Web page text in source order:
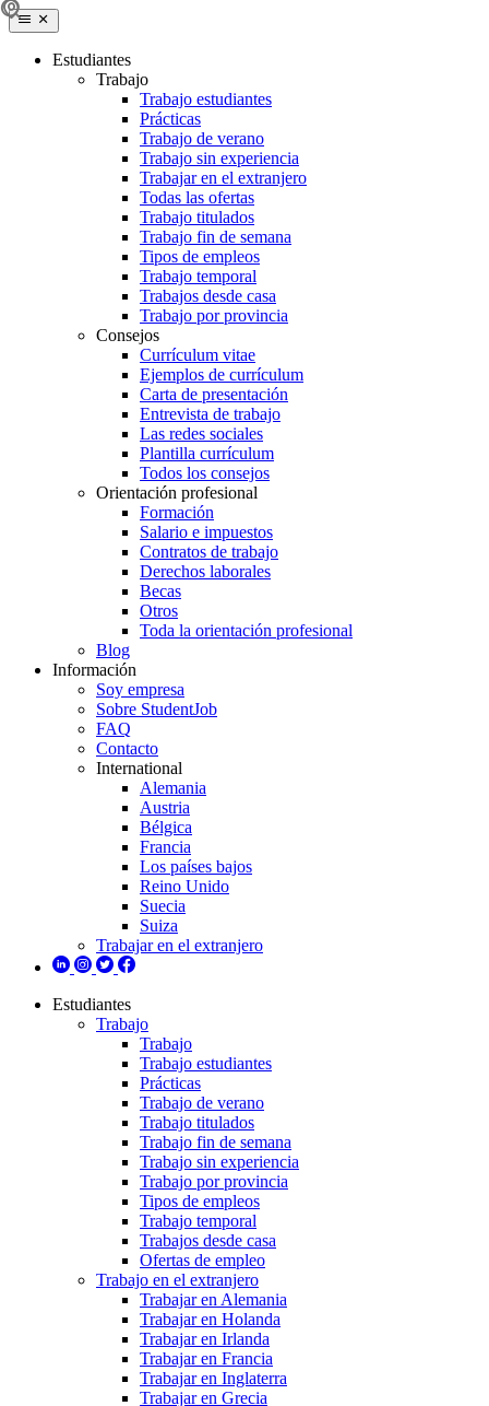
Estudiantes
Trabajo
Trabajo estudiantes
Prácticas
Trabajo de verano
Trabajo sin experiencia
Trabajar en el extranjero
Todas las ofertas
Trabajo titulados
Trabajo fin de semana
Tipos de empleos
Trabajo temporal
Trabajos desde casa
Trabajo por provincia
Consejos
Currículum vitae
Ejemplos de currículum
Carta de presentación
Entrevista de trabajo
Las redes sociales
Plantilla currículum
Todos los consejos
Orientación profesional
Formación
Salario e impuestos
Contratos de trabajo
Derechos laborales
Becas
Otros
Toda la orientación profesional
Blog
Información
Soy empresa
Sobre StudentJob
FAQ
Contacto
International
Alemania
Austria
Bélgica
Francia
Los países bajos
Reino Unido
Suecia
Suiza
Trabajar en el extranjero
Estudiantes
Trabajo
Trabajo
Trabajo estudiantes
Prácticas
Trabajo de verano
Trabajo titulados
Trabajo fin de semana
Trabajo sin experiencia
Trabajo por provincia
Tipos de empleos
Trabajo temporal
Trabajos desde casa
Ofertas de empleo
Trabajo en el extranjero
Trabajar en Alemania
Trabajar en Holanda
Trabajar en Irlanda
Trabajar en Francia
Trabajar en Inglaterra
Trabajar en Grecia